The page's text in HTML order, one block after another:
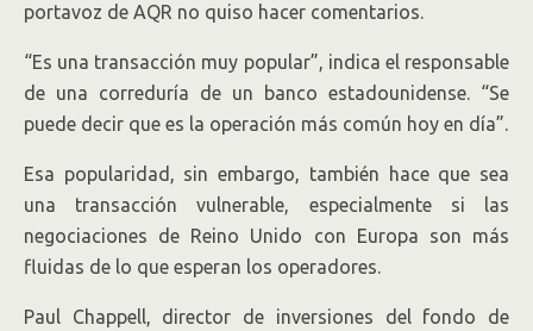
portavoz de AQR no quiso hacer comentarios.
“Es una transacción muy popular”, indica el responsable
de una correduría de un banco estadounidense. “Se
puede decir que es la operación más común hoy en día”.
Esa popularidad, sin embargo, también hace que sea
una transacción vulnerable, especialmente si las
negociaciones de Reino Unido con Europa son más
fluidas de lo que esperan los operadores.
Paul Chappell, director de inversiones del fondo de